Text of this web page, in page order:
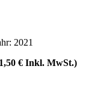
2021
€ Inkl. MwSt.)